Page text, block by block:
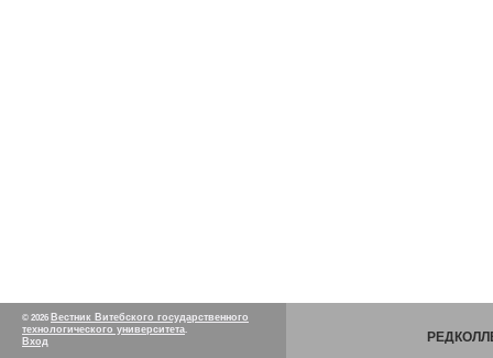
© 2026 Вестник Витебского государственного
технологического университета.
Вход